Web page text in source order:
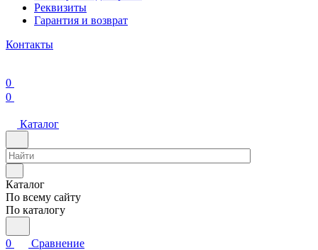
Реквизиты
Гарантия и возврат
Контакты
0
0
Каталог
Каталог
По всему сайту
По каталогу
0
Сравнение